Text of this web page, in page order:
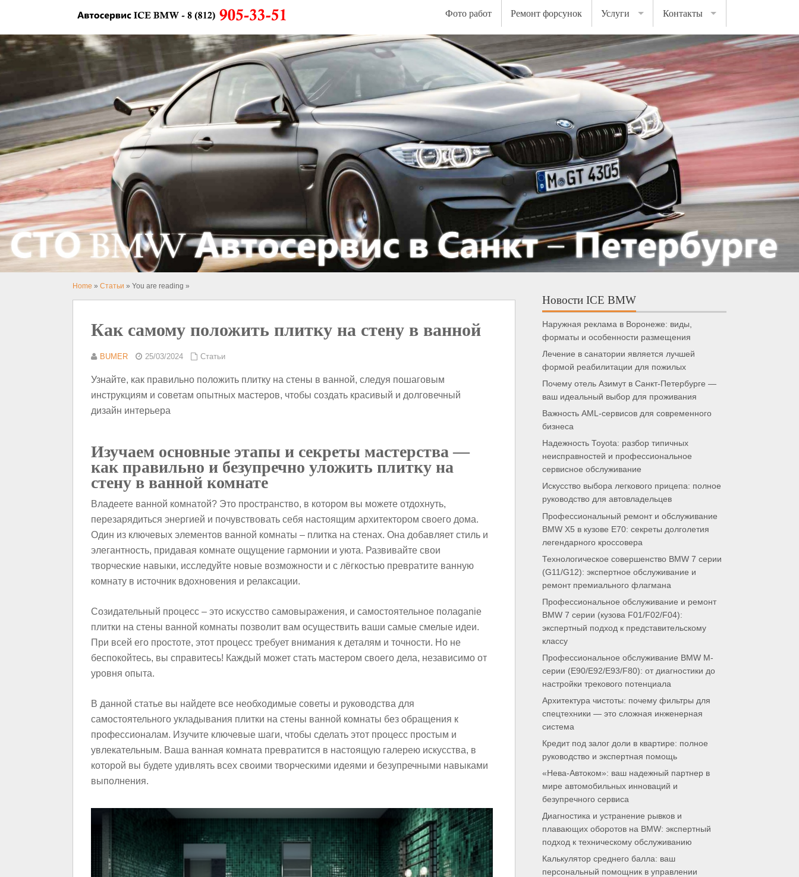
Фото работ Ремонт форсунок Услуги Контакты
Home » Статьи » You are reading »
Как самому положить плитку на стену в ванной
BUMER 25/03/2024 Статьи
Узнайте, как правильно положить плитку на стены в ванной, следуя пошаговым
инструкциям и советам опытных мастеров, чтобы создать красивый и долговечный
дизайн интерьера
Изучаем основные этапы и секреты мастерства —
как правильно и безупречно уложить плитку на
стену в ванной комнате
Владеете ванной комнатой? Это пространство, в котором вы можете отдохнуть,
перезарядиться энергией и почувствовать себя настоящим архитектором своего дома.
Один из ключевых элементов ванной комнаты – плитка на стенах. Она добавляет стиль и
элегантность, придавая комнате ощущение гармонии и уюта. Развивайте свои
творческие навыки, исследуйте новые возможности и с лёгкостью превратите ванную
комнату в источник вдохновения и релаксации.
Созидательный процесс – это искусство самовыражения, и самостоятельное полaganie
плитки на стены ванной комнаты позволит вам осуществить ваши самые смелые идеи.
При всей его простоте, этот процесс требует внимания к деталям и точности. Но не
беспокойтесь, вы справитесь! Каждый может стать мастером своего дела, независимо от
уровня опыта.
В данной статье вы найдете все необходимые советы и руководства для
самостоятельного укладывания плитки на стены ванной комнаты без обращения к
профессионалам. Изучите ключевые шаги, чтобы сделать этот процесс простым и
увлекательным. Ваша ванная комната превратится в настоящую галерею искусства, в
которой вы будете удивлять всех своими творческими идеями и безупречными навыками
выполнения.
Новости ICE BMW
Наружная реклама в Воронеже: виды,
форматы и особенности размещения
Лечение в санатории является лучшей
формой реабилитации для пожилых
Почему отель Азимут в Санкт-Петербурге —
ваш идеальный выбор для проживания
Важность AML-сервисов для современного
бизнеса
Надежность Toyota: разбор типичных
неисправностей и профессиональное
сервисное обслуживание
Искусство выбора легкового прицепа: полное
руководство для автовладельцев
Профессиональный ремонт и обслуживание
BMW X5 в кузове E70: секреты долголетия
легендарного кроссовера
Технологическое совершенство BMW 7 серии
(G11/G12): экспертное обслуживание и
ремонт премиального флагмана
Профессиональное обслуживание и ремонт
BMW 7 серии (кузова F01/F02/F04):
экспертный подход к представительскому
классу
Профессиональное обслуживание BMW M-
серии (E90/E92/E93/F80): от диагностики до
настройки трекового потенциала
Архитектура чистоты: почему фильтры для
спецтехники — это сложная инженерная
система
Кредит под залог доли в квартире: полное
руководство и экспертная помощь
«Нева-Автоком»: ваш надежный партнер в
мире автомобильных инноваций и
безупречного сервиса
Диагностика и устранение рывков и
плавающих оборотов на BMW: экспертный
подход к техническому обслуживанию
Калькулятор среднего балла: ваш
персональный помощник в управлении